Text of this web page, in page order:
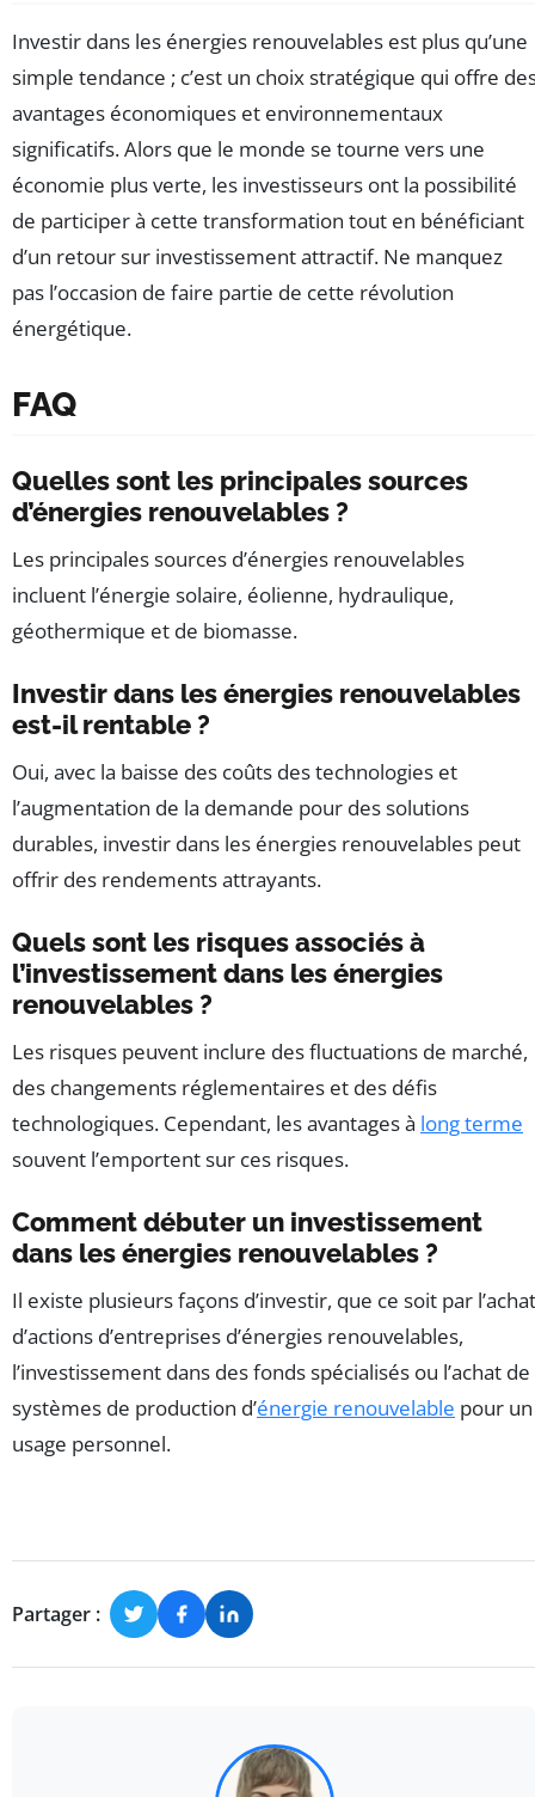
Investir dans les énergies renouvelables est plus qu’une
simple tendance ; c’est un choix stratégique qui offre
avantages économiques et environnementaux
significatifs. Alors que le monde se tourne vers une
économie plus verte, les investisseurs ont la possibilité
de participer à cette transformation tout en bénéficiant
d’un retour sur investissement attractif. Ne manquez
pas l’occasion de faire partie de cette révolution
énergétique.
FAQ
Quelles sont les principales sources
d’énergies renouvelables ?
Les principales sources d’énergies renouvelables
incluent l’énergie solaire, éolienne, hydraulique,
géothermique et de biomasse.
Investir dans les énergies renouvelables
est-il rentable ?
Oui, avec la baisse des coûts des technologies et
l’augmentation de la demande pour des solutions
durables, investir dans les énergies renouvelables peut
offrir des rendements attrayants.
Quels sont les risques associés à
l’investissement dans les énergies
renouvelables ?
Les risques peuvent inclure des fluctuations de marché,
des changements réglementaires et des défis
technologiques. Cependant, les avantages à long terme
souvent l’emportent sur ces risques.
Comment débuter un investissement
dans les énergies renouvelables ?
Il existe plusieurs façons d’investir, que ce soit par l’achat
d’actions d’entreprises d’énergies renouvelables,
l’investissement dans des fonds spécialisés ou l’achat de
systèmes de production d’énergie renouvelable pour un
usage personnel.
Partager :